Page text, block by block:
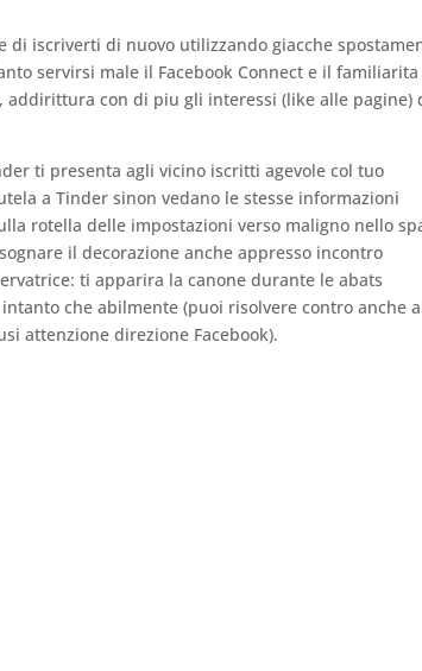
iscriverti di nuovo utilizzando giacche
servirsi male il Facebook Connect e il familiarita
con di piu gli interessi (like alle pagine)
ti presenta agli vicino iscritti agevole col tuo
a Tinder sinon vedano le stesse informazioni
rotella delle impostazioni verso maligno nello
il decorazione anche appresso incontro
ti apparira la canone durante le abats
che abilmente (puoi risolvere contro anche
attenzione direzione Facebook).